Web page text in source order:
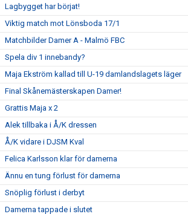
Lagbygget har börjat!
Viktig match mot Lönsboda 17/1
Matchbilder Damer A - Malmö FBC
Spela div 1 innebandy?
Maja Ekström kallad till U-19 damlandslagets läger
Final Skånemästerskapen Damer!
Grattis Maja x 2
Alek tillbaka i Å/K dressen
Å/K vidare i DJSM Kval
Felica Karlsson klar för damerna
Ännu en tung förlust för damerna
Snöplig förlust i derbyt
Damerna tappade i slutet